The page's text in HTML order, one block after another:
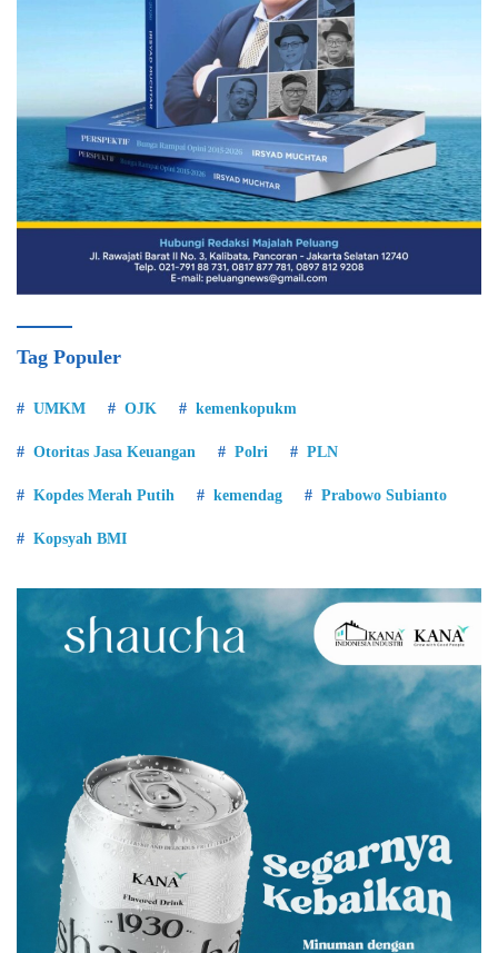
Tag Populer
UMKM OJK kemenkopukm
Otoritas Jasa Keuangan Polri PLN
Kopdes Merah Putih kemendag Prabowo Subianto
Kopsyah BMI